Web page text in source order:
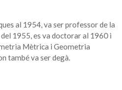
al 1954, va ser professor de la
1955, es va doctorar al 1960 i
Mètrica i Geometria
també va ser degà.